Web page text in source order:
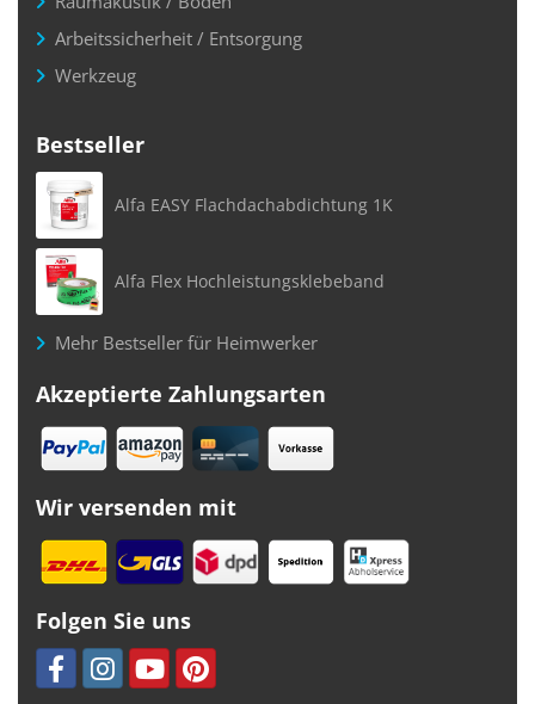
Arbeitssicherheit / Entsorgung
Werkzeug
Bestseller
Alfa EASY Flachdachabdichtung 1K
Alfa Flex Hochleistungsklebeband
Mehr Bestseller für Heimwerker
Akzeptierte Zahlungsarten
Wir versenden mit
Folgen Sie uns